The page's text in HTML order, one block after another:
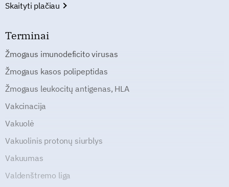
Skaityti plačiau
Terminai
Žmogaus imunodeficito virusas
Žmogaus kasos polipeptidas
Žmogaus leukocitų antigenas, HLA
Vakcinacija
Vakuolė
Vakuolinis protonų siurblys
Vakuumas
Valdenštremo liga